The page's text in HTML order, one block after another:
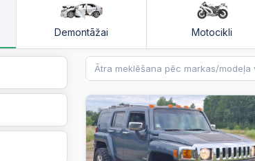
Demontāžai Motocikli